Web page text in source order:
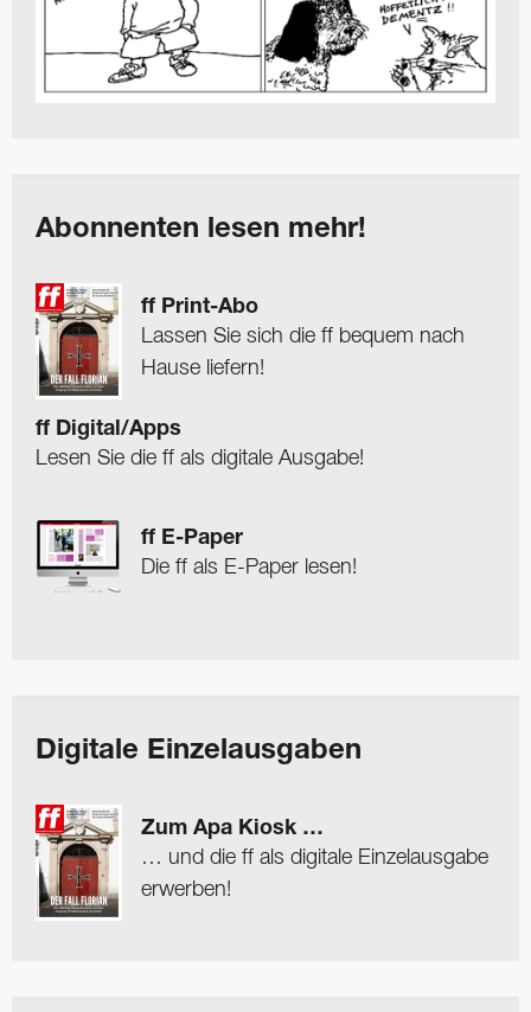
Abonnenten lesen mehr!
ff Print-Abo
Lassen Sie sich die ff bequem nach
Hause liefern!
ff Digital/Apps
Lesen Sie die ff als digitale Ausgabe!
ff E-Paper
Die ff als E-Paper lesen!
Digitale Einzelausgaben
Zum Apa Kiosk …
… und die ff als digitale Einzelausgabe
erwerben!